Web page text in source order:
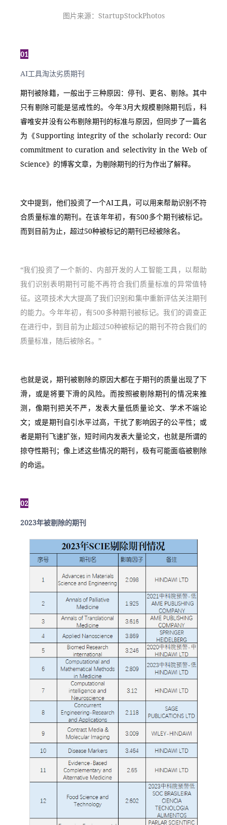
图片来源：StartupStockPhotos
01
AI工具淘汰劣质期刊
期刊被除籍，一般出于三种原因：停刊、更名、剔除。其中
只有剔除可能是惩戒性的。今年3月大规模剔除期刊后，科
睿唯安并没有公布剔除期刊的标准与原因，但同步了一篇名
为《Supporting integrity of the scholarly record: Our
commitment to curation and selectivity in the Web of
Science》的博客文章，为剔除期刊的行为作出了解释。
文中提到，他们投资了一个AI工具，可以用来帮助识别不符
合质量标准的期刊。在该年年初，有500多个期刊被标记。
而到目前为止，超过50种被标记的期刊已经被除名。
“我们投资了一个新的、内部开发的人工智能工具，以帮助
我们识别表明期刊可能不再符合我们质量标准的异常值特
征。这项技术大大提高了我们识别和集中重新评估关注期刊
的能力。今年年初，有500多种期刊被标记。我们的调查正
在进行中，到目前为止超过50种被标记的期刊不符合我们的
质量标准，随后被除名。”
也就是说，期刊被剔除的原因大都在于期刊的质量出现了下
滑，或是将要下滑的风险。而按照被剔除期刊的情况来推
测，像期刊把关不严，发表大量低质量论文、学术不端论
文；或是期刊自引水平过高，干扰了影响因子的公平性；或
者是期刊飞速扩张，短时间内发表大量论文，也就是所谓的
掠夺性期刊；像上述这些情况的期刊，极有可能面临被剔除
的命运。
02
2023年被剔除的期刊